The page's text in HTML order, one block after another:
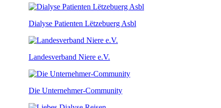
Dialyse Patienten Lëtzebuerg Asbl
Landesverband Niere e.V.
Die Unternehmer-Community